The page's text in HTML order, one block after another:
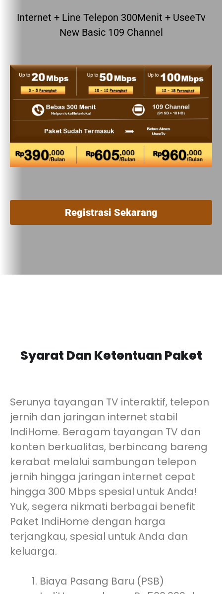
Internet + Line Telepon 300Menit + UseeTv
New Basic 109 Channel
Registrasi Sekarang
Syarat Dan Ketentuan Paket
Serunya tayangan TV interaktif, telepon
jernih dan jaringan internet stabil
IndiHome. Beragam tayangan TV dan
konten berkualitas, berbincang bareng
kerabat melalui sambungan telepon
jernih hingga jaringan internet cepat
hingga 300 Mbps spesial untuk Anda!
Yuk, segera nikmati berbagai benefit
Paket IndiHome dengan harga
terjangkau, spesial untuk Anda dan
keluarga.
Biaya Pasang Baru (PSB)